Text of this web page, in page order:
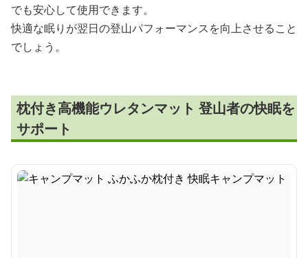
でも安心して使用できます。
快適な眠りが翌日の登山パフォーマンスを向上させること
でしょう。
枕付き高機能ウレタンマット 登山者の快眠を
サポート